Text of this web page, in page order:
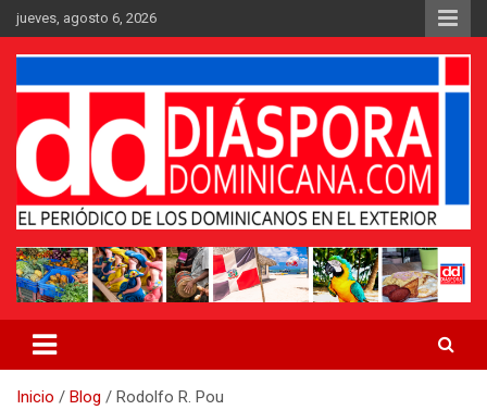
Saltar
al
contenido
jueves, agosto 6, 2026
Periódico Diáspora Dominicana
Inicio Blog Rodolfo R. Pou